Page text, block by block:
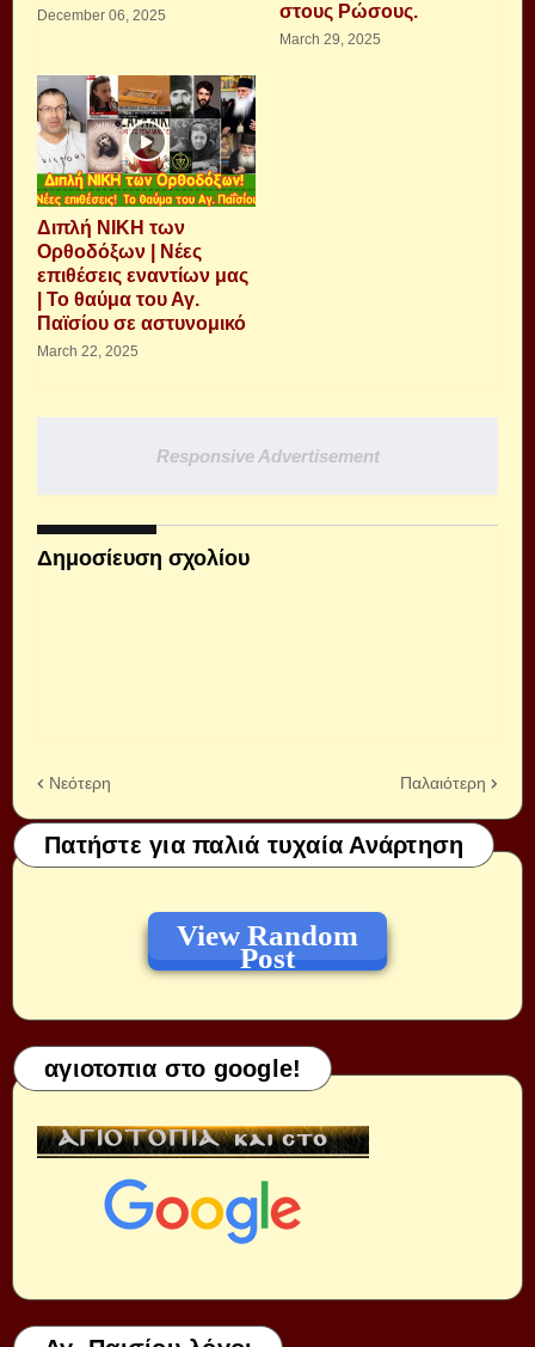
December 06, 2025
στους Ρώσους.
March 29, 2025
Διπλή ΝΙΚΗ των
Ορθοδόξων | Νέες
επιθέσεις εναντίων μας
| Το θαύμα του Αγ.
Παϊσίου σε αστυνομικό
March 22, 2025
Responsive Advertisement
Δημοσίευση σχολίου
Νεότερη Παλαιότερη
Πατήστε για παλιά τυχαία Ανάρτηση
View Random
Post
αγιοτοπια στο google!